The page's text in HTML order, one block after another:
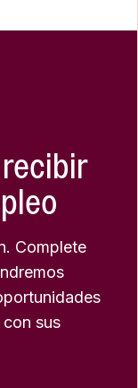
Complete
sus